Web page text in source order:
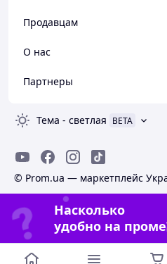
Продавцам
О нас
Партнеры
Тема - светлая BETA
© Prom.ua — маркетплейс
Насколько
удобно на